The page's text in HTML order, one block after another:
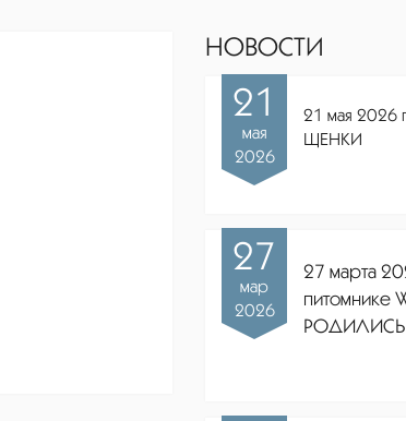
НОВОСТИ
21
мая
2026
21 мая 2026
ЩЕНКИ
27
мар
2026
27 марта
питомнике